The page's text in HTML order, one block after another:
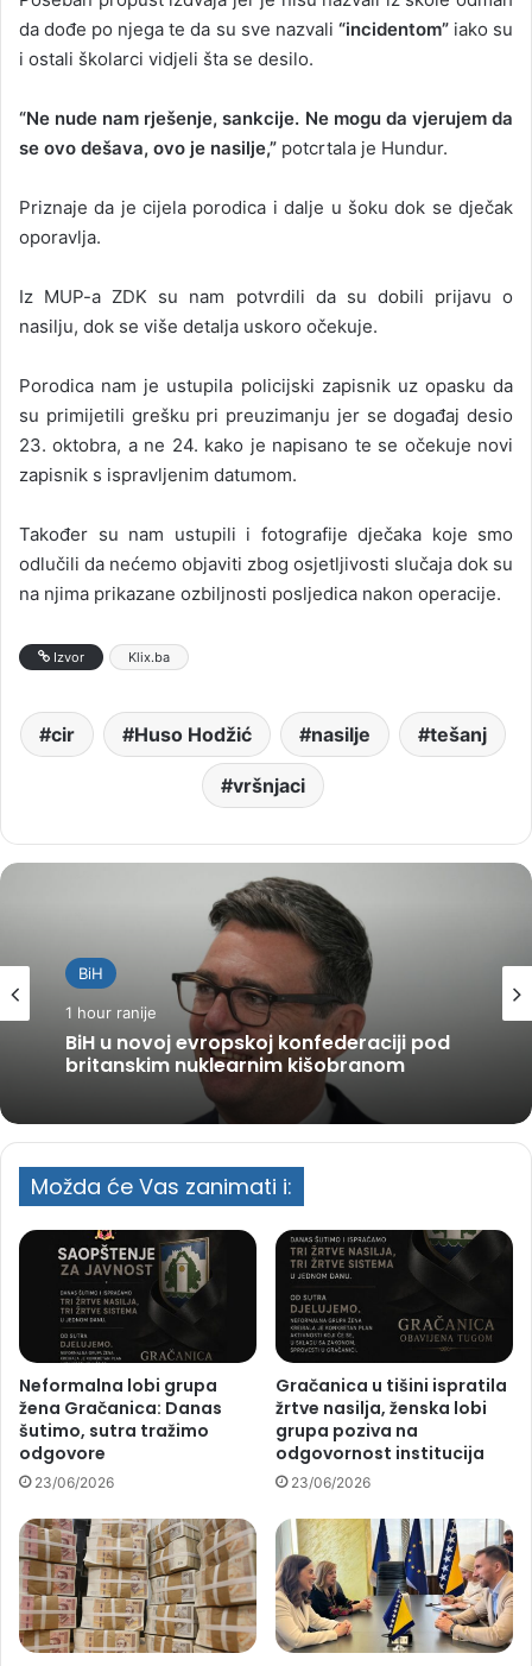
da dođe po njega te da su sve nazvali “incidentom”iako su
i ostali školarci vidjeli šta se desilo.
“Ne nude nam rješenje, sankcije. Ne mogu da vjerujem da
se ovo dešava, ovo je nasilje,” potcrtala je Hundur.
Priznaje da je cijela porodica i dalje u šoku dok se dječak
oporavlja.
Iz MUP-a ZDK su nam potvrdili da su dobili prijavu o
nasilju, dok se više detalja uskoro očekuje.
Porodica nam je ustupila policijski zapisnik uz opasku da
su primijetili grešku pri preuzimanju jer se događaj desio
23. oktobra, a ne 24. kako je napisano te se očekuje novi
zapisnik s ispravljenim datumom.
Također su nam ustupili i fotografije dječaka koje smo
odlučili da nećemo objaviti zbog osjetljivosti slučaja dok su
na njima prikazane ozbiljnosti posljedica nakon operacije.
Izvor Klix.ba
cir Huso Hodžić nasilje tešanj
vršnjaci
BiH
1 hour ranije
BiH u novoj evropskoj konfederaciji pod
britanskim nuklearnim kišobranom
Možda će Vas zanimati i:
Neformalna lobi grupa
žena Gračanica: Danas
šutimo, sutra tražimo
odgovore
23/06/2026
Gračanica u tišini ispratila
žrtve nasilja, ženska lobi
grupa poziva na
odgovornost institucija
23/06/2026